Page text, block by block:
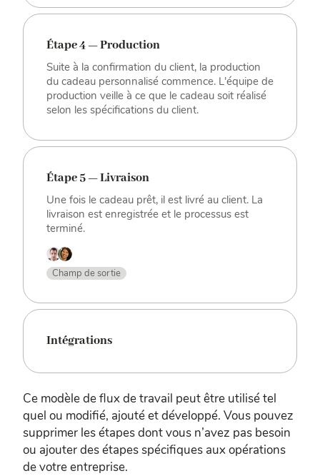
Étape 4 — Production
Suite à la confirmation du client, la production
du cadeau personnalisé commence. L'équipe de
production veille à ce que le cadeau soit réalisé
selon les spécifications du client.
Étape 5 — Livraison
Une fois le cadeau prêt, il est livré au client. La
livraison est enregistrée et le processus est
terminé.
Champ de sortie
Intégrations
Ce modèle de flux de travail peut être utilisé tel
quel ou modifié, ajouté et développé. Vous pouvez
supprimer les étapes dont vous n’avez pas besoin
ou ajouter des étapes spécifiques aux opérations
de votre entreprise.